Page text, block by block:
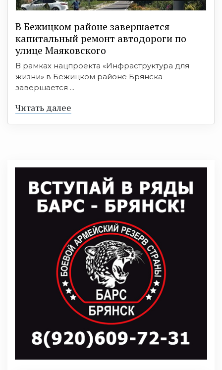
В Бежицком районе завершается
капитальный ремонт автодороги по
улице Маяковского
В рамках нацпроекта «Инфраструктура для
жизни» в Бежицком районе Брянска
завершается ...
Читать далее